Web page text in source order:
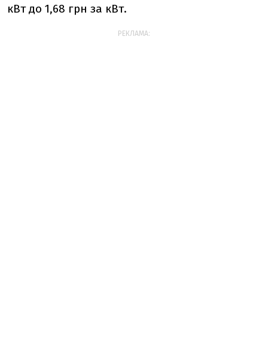
кВт до 1,68 грн за кВт.
РЕКЛАМА: